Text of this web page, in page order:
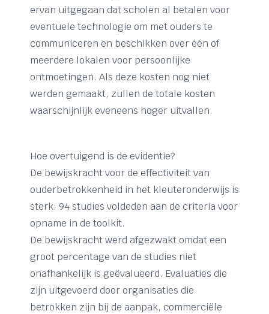
ervan uitgegaan dat scholen al betalen voor
eventuele technologie om met ouders te
communiceren en beschikken over één of
meerdere lokalen voor persoonlijke
ontmoetingen. Als deze kosten nog niet
werden gemaakt, zullen de totale kosten
waarschijnlijk eveneens hoger uitvallen.
Hoe overtuigend is de evidentie?
De bewijskracht voor de effectiviteit van
ouderbetrokkenheid in het kleuteronderwijs is
sterk: 94 studies voldeden aan de criteria voor
opname in de toolkit.
De bewijskracht werd afgezwakt omdat een
groot percentage van de studies niet
onafhankelijk is geëvalueerd. Evaluaties die
zijn uitgevoerd door organisaties die
betrokken zijn bij de aanpak, commerciële